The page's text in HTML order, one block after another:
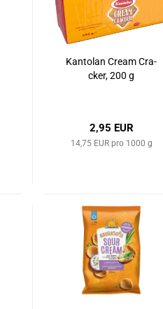
Kan­to­lan Cream Cra­
cker, 200 g
2,95 EUR
14,75 EUR pro 1000 g